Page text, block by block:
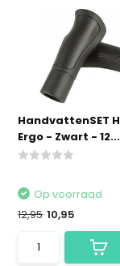
HandvattenSET
Ergo - Zwart - 12...
Op voorraad
12,95 10,95